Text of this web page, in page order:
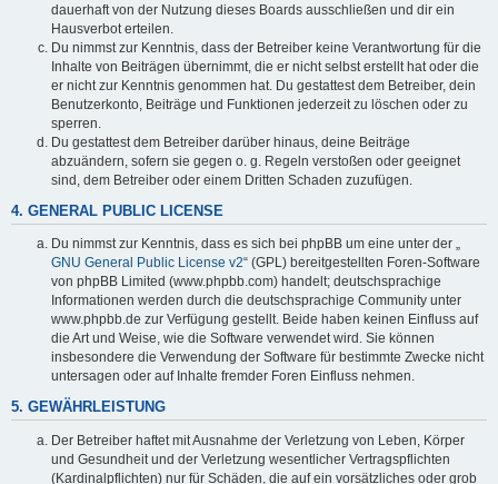
dauerhaft von der Nutzung dieses Boards ausschließen und dir ein
Hausverbot erteilen.
Du nimmst zur Kenntnis, dass der Betreiber keine Verantwortung für die
Inhalte von Beiträgen übernimmt, die er nicht selbst erstellt hat oder die
er nicht zur Kenntnis genommen hat. Du gestattest dem Betreiber, dein
Benutzerkonto, Beiträge und Funktionen jederzeit zu löschen oder zu
sperren.
Du gestattest dem Betreiber darüber hinaus, deine Beiträge
abzuändern, sofern sie gegen o. g. Regeln verstoßen oder geeignet
sind, dem Betreiber oder einem Dritten Schaden zuzufügen.
4. GENERAL PUBLIC LICENSE
Du nimmst zur Kenntnis, dass es sich bei phpBB um eine unter der „
GNU General Public License v2“ (GPL) bereitgestellten Foren-Software
von phpBB Limited (www.phpbb.com) handelt; deutschsprachige
Informationen werden durch die deutschsprachige Community unter
www.phpbb.de zur Verfügung gestellt. Beide haben keinen Einfluss auf
die Art und Weise, wie die Software verwendet wird. Sie können
insbesondere die Verwendung der Software für bestimmte Zwecke nicht
untersagen oder auf Inhalte fremder Foren Einfluss nehmen.
5. GEWÄHRLEISTUNG
Der Betreiber haftet mit Ausnahme der Verletzung von Leben, Körper
und Gesundheit und der Verletzung wesentlicher Vertragspflichten
(Kardinalpflichten) nur für Schäden, die auf ein vorsätzliches oder grob